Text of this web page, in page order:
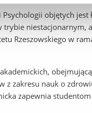
objętych jest
niestacjonarnym,
Rzeszowskiego w
zakresu nauk o
zapewnia